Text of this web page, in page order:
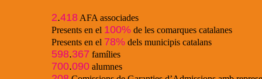
2.418 AFA associades
Presents en el 100% de les comarques catalanes
Presents en el 78% dels municipis catalans
598.367 famílies
700.090 alumnes